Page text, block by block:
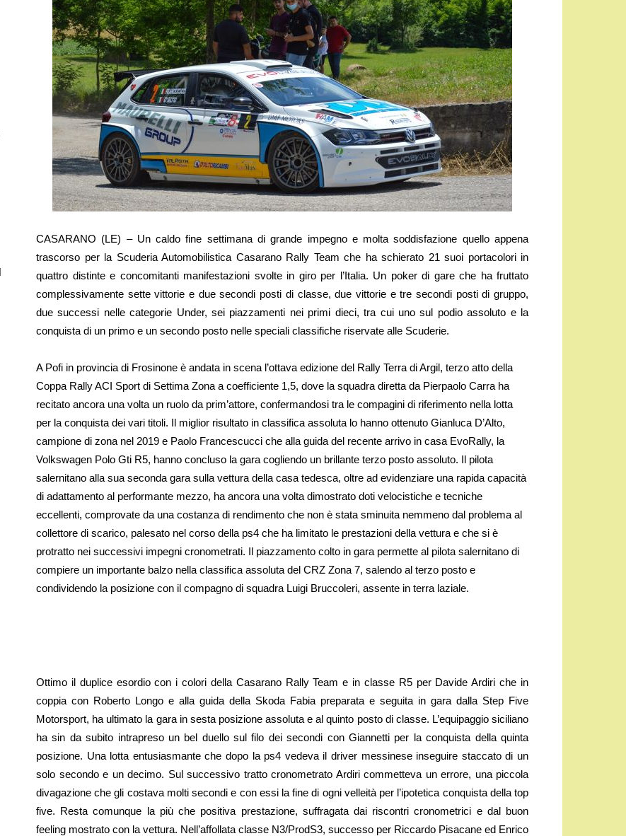
CASARANO (LE) – Un caldo fine settimana di grande impegno e molta soddisfazione quello appena
trascorso per la Scuderia Automobilistica Casarano Rally Team che ha schierato 21 suoi portacolori in
quattro distinte e concomitanti manifestazioni svolte in giro per l’Italia. Un poker di gare che ha fruttato
complessivamente sette vittorie e due secondi posti di classe, due vittorie e tre secondi posti di gruppo,
due successi nelle categorie Under, sei piazzamenti nei primi dieci, tra cui uno sul podio assoluto e la
conquista di un primo e un secondo posto nelle speciali classifiche riservate alle Scuderie.
A Pofi in provincia di Frosinone è andata in scena l’ottava edizione del Rally Terra di Argil, terzo atto della
Coppa Rally ACI Sport di Settima Zona a coefficiente 1,5, dove la squadra diretta da Pierpaolo Carra ha
recitato ancora una volta un ruolo da prim’attore, confermandosi tra le compagini di riferimento nella lotta
per la conquista dei vari titoli. Il miglior risultato in classifica assoluta lo hanno ottenuto Gianluca D’Alto,
campione di zona nel 2019 e Paolo Francescucci che alla guida del recente arrivo in casa EvoRally, la
Volkswagen Polo Gti R5, hanno concluso la gara cogliendo un brillante terzo posto assoluto. Il pilota
salernitano alla sua seconda gara sulla vettura della casa tedesca, oltre ad evidenziare una rapida capacità
di adattamento al performante mezzo, ha ancora una volta dimostrato doti velocistiche e tecniche
eccellenti, comprovate da una costanza di rendimento che non è stata sminuita nemmeno dal problema al
collettore di scarico, palesato nel corso della ps4 che ha limitato le prestazioni della vettura e che si è
protratto nei successivi impegni cronometrati. Il piazzamento colto in gara permette al pilota salernitano di
compiere un importante balzo nella classifica assoluta del CRZ Zona 7, salendo al terzo posto e
condividendo la posizione con il compagno di squadra Luigi Bruccoleri, assente in terra laziale.
Ottimo il duplice esordio con i colori della Casarano Rally Team e in classe R5 per Davide Ardiri che in
coppia con Roberto Longo e alla guida della Skoda Fabia preparata e seguita in gara dalla Step Five
Motorsport, ha ultimato la gara in sesta posizione assoluta e al quinto posto di classe. L’equipaggio siciliano
ha sin da subito intrapreso un bel duello sul filo dei secondi con Giannetti per la conquista della quinta
posizione. Una lotta entusiasmante che dopo la ps4 vedeva il driver messinese inseguire staccato di un
solo secondo e un decimo. Sul successivo tratto cronometrato Ardiri commetteva un errore, una piccola
divagazione che gli costava molti secondi e con essi la fine di ogni velleità per l’ipotetica conquista della top
five. Resta comunque la più che positiva prestazione, suffragata dai riscontri cronometrici e dal buon
feeling mostrato con la vettura. Nell’affollata classe N3/ProdS3, successo per Riccardo Pisacane ed Enrico